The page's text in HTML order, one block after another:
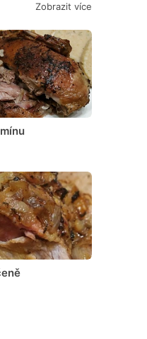
Zobrazit více